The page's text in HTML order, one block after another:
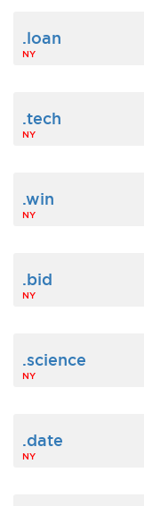
.loan
NY
.tech
NY
.win
NY
.bid
NY
.science
NY
.date
NY